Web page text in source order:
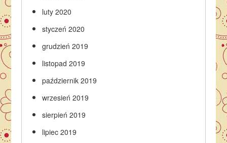
luty 2020
styczeń 2020
grudzień 2019
listopad 2019
październik 2019
wrzesień 2019
sierpień 2019
lipiec 2019